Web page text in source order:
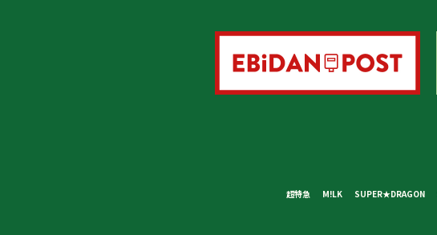
超特急 M!LK SUPER★DRAGON